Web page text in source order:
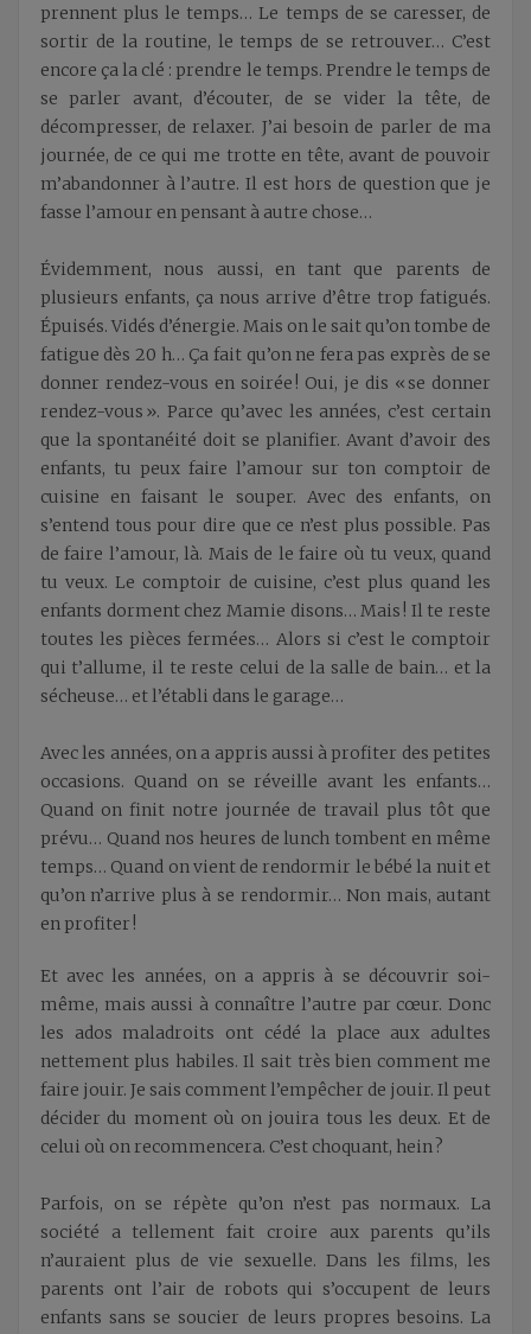
prennent plus le temps… Le temps de se caresser, de
sortir de la routine, le temps de se retrouver… C’est
encore ça la clé : prendre le temps. Prendre le temps de
se parler avant, d’écouter, de se vider la tête, de
décompresser, de relaxer. J’ai besoin de parler de ma
journée, de ce qui me trotte en tête, avant de pouvoir
m’abandonner à l’autre. Il est hors de question que je
fasse l’amour en pensant à autre chose…
Évidemment, nous aussi, en tant que parents de
plusieurs enfants, ça nous arrive d’être trop fatigués.
Épuisés. Vidés d’énergie. Mais on le sait qu’on tombe de
fatigue dès 20 h… Ça fait qu’on ne fera pas exprès de se
donner rendez-vous en soirée ! Oui, je dis « se donner
rendez-vous ». Parce qu’avec les années, c’est certain
que la spontanéité doit se planifier. Avant d’avoir des
enfants, tu peux faire l’amour sur ton comptoir de
cuisine en faisant le souper. Avec des enfants, on
s’entend tous pour dire que ce n’est plus possible. Pas
de faire l’amour, là. Mais de le faire où tu veux, quand
tu veux. Le comptoir de cuisine, c’est plus quand les
enfants dorment chez Mamie disons… Mais ! Il te reste
toutes les pièces fermées… Alors si c’est le comptoir
qui t’allume, il te reste celui de la salle de bain… et la
sécheuse… et l’établi dans le garage…
Avec les années, on a appris aussi à profiter des petites
occasions. Quand on se réveille avant les enfants…
Quand on finit notre journée de travail plus tôt que
prévu… Quand nos heures de lunch tombent en même
temps… Quand on vient de rendormir le bébé la nuit et
qu’on n’arrive plus à se rendormir… Non mais, autant
en profiter !
Et avec les années, on a appris à se découvrir soi-
même, mais aussi à connaître l’autre par cœur. Donc
les ados maladroits ont cédé la place aux adultes
nettement plus habiles. Il sait très bien comment me
faire jouir. Je sais comment l’empêcher de jouir. Il peut
décider du moment où on jouira tous les deux. Et de
celui où on recommencera. C’est choquant, hein ?
Parfois, on se répète qu’on n’est pas normaux. La
société a tellement fait croire aux parents qu’ils
n’auraient plus de vie sexuelle. Dans les films, les
parents ont l’air de robots qui s’occupent de leurs
enfants sans se soucier de leurs propres besoins. La